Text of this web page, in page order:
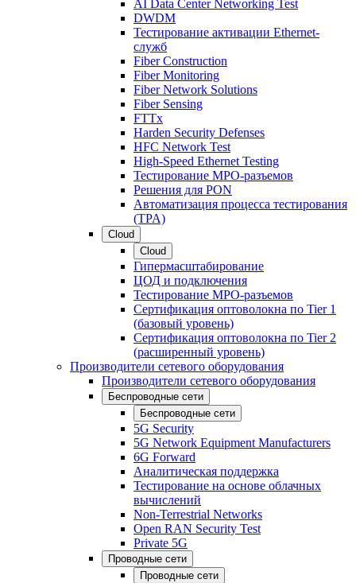
AI Data Center Networking Test
DWDM
Тестирование активации Ethernet-
служб
Fiber Construction
Fiber Monitoring
Fiber Network Solutions
Fiber Sensing
FTTx
Harden Security Defenses
HFC Network Test
High-Speed Ethernet Testing
Тестирование МРО-разъемов
Решения для PON
Автоматизация процесса тестирования
(TPA)
Cloud
Cloud
Гипермасштабирование
ЦОД и подключения
Тестирование МРО-разъемов
Сертификация оптоволокна по Tier 1
(базовый уровень)
Сертификация оптоволокна по Tier 2
(расширенный уровень)
Производители сетевого оборудования
Производители сетевого оборудования
Беспроводные сети
Беспроводные сети
5G Security
5G Network Equipment Manufacturers
6G Forward
Аналитическая поддержка
Тестирование на основе облачных
вычислений
Non-Terrestrial Networks
Open RAN Security Test
Private 5G
Проводные сети
Проводные сети